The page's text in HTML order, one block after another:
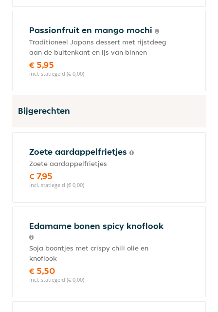
Passionfruit en mango mochi
Traditioneel Japans dessert met rijstdeeg
aan de buitenkant en ijs van binnen
€ 5,95
incl. statiegeld (€ 0,00)
Bijgerechten
Zoete aardappelfrietjes
Zoete aardappelfrietjes
€ 7,95
incl. statiegeld (€ 0,00)
Edamame bonen spicy knoflook
Soja boontjes met crispy chili olie en
knoflook
€ 5,50
incl. statiegeld (€ 0,00)